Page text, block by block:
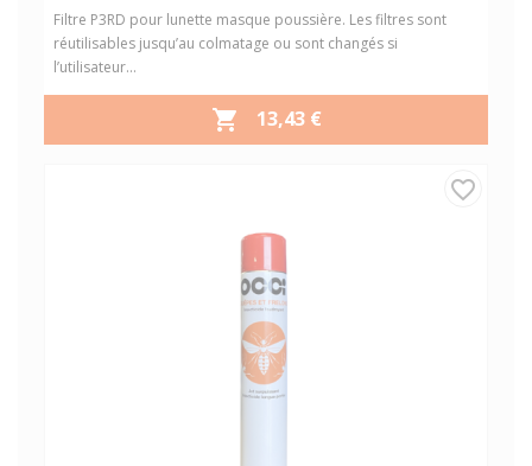
Filtre P3RD pour lunette masque poussière. Les filtres sont
réutilisables jusqu’au colmatage ou sont changés si
l’utilisateur...
 PRIX
13,43 €
favorite_border